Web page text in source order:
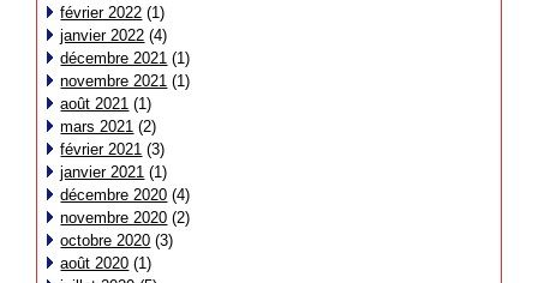
février 2022 (1)
janvier 2022 (4)
décembre 2021 (1)
novembre 2021 (1)
août 2021 (1)
mars 2021 (2)
février 2021 (3)
janvier 2021 (1)
décembre 2020 (4)
novembre 2020 (2)
octobre 2020 (3)
août 2020 (1)